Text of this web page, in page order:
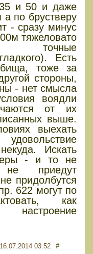
и 50 и даже
по брустверу
- сразу минус
тяжеловато
точные
Есть
тоже за
стороны,
- нет смысла
воядли
от их
выше.
выехать
Искать
- и то не
приедут
придолбутся
622 могут по
как
16.07.2014 03:52 #